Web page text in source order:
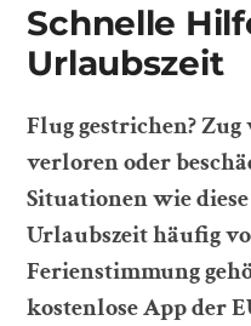
Schnelle
Urlaubszeit
Flug gestrichen? Zug
verloren oder
Situationen wie
Urlaubszeit häufig
Ferienstimmung
kostenlose App der